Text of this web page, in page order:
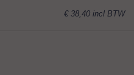
€ 38,40 incl BTW